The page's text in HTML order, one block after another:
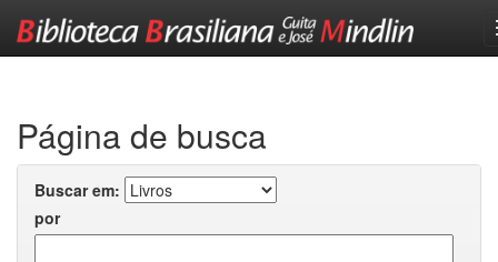
Página de busca
Buscar em:
por